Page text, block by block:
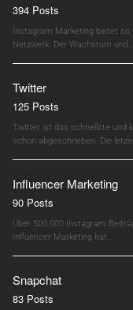
394 Posts
Instagram Marketing bietet so
Netzwerk. Der Wachstum und…
Twitter
125 Posts
Twitter ist das schnellste und
schon abgeschrieben. Die
Influencer Marketing
90 Posts
Über 500.000 Instagram
Influencer Marketing hat…
Snapchat
83 Posts